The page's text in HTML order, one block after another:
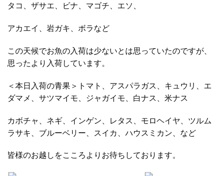
タコ、ザサエ、ビナ、マゴチ、エソ、
アカエイ、岩ガキ、ボラなど
この天候でお魚の入荷は少ないとは思っていたのですが、
思ったより入荷しています。
＜本日入荷の青果＞トマト、アスパラガス、キュウリ、エ
ダマメ、サツマイモ、ジャガイモ、白ナス、米ナス
カボチャ、ネギ、インゲン、レタス、モロヘイヤ、ツルム
ラサキ、ブルーベリー、スイカ、ハウスミカン、など
皆様のお越しをこころよりお待ちしております。